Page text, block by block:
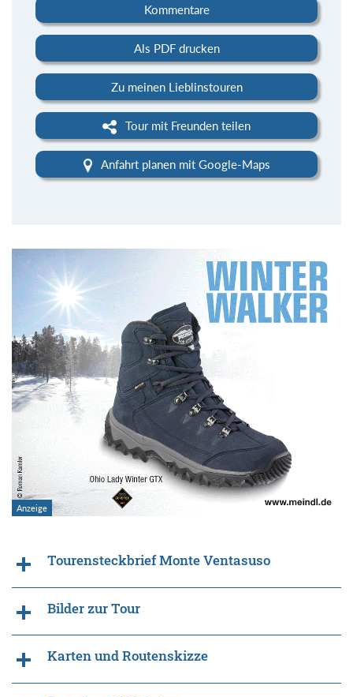
Kommentare
Als PDF drucken
Zu meinen Lieblinstouren
Tour mit Freunden teilen
Anfahrt planen mit Google-Maps
Tourensteckbrief Monte Ventasuso
Bilder zur Tour
Karten und Routenskizze